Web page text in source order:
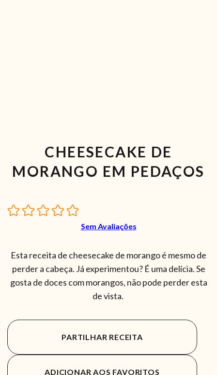
CHEESECAKE DE
MORANGO EM PEDAÇOS
Sem Avaliações
Esta receita de cheesecake de morango é mesmo de
perder a cabeça. Já experimentou? É uma delícia. Se
gosta de doces com morangos, não pode perder esta
de vista.
PARTILHAR RECEITA
ADICIONAR AOS FAVORITOS